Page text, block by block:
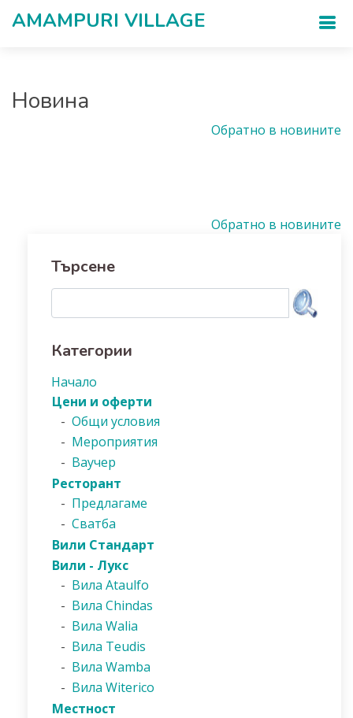
AMAMPURI VILLAGЕ
Новина
Обратно в новините
Обратно в новините
Търсене
Категории
Начало
Цени и оферти
- Общи условия
- Мероприятия
- Ваучер
Ресторант
- Предлагаме
- Сватба
Вили Стандарт
Вили - Лукс
- Вила Ataulfo
- Вила Chindas
- Вила Walia
- Вила Teudis
- Вила Wamba
- Вила Witerico
Местност